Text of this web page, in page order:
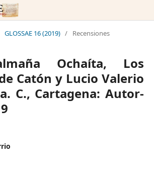
GLOSSAE 16 (2019) / Recensiones
Ochaíta, Los
Catón y Lucio Valerio
C., Cartagena: Autor-